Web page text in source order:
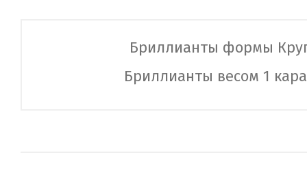
Бриллианты формы
Бриллианты весом 1